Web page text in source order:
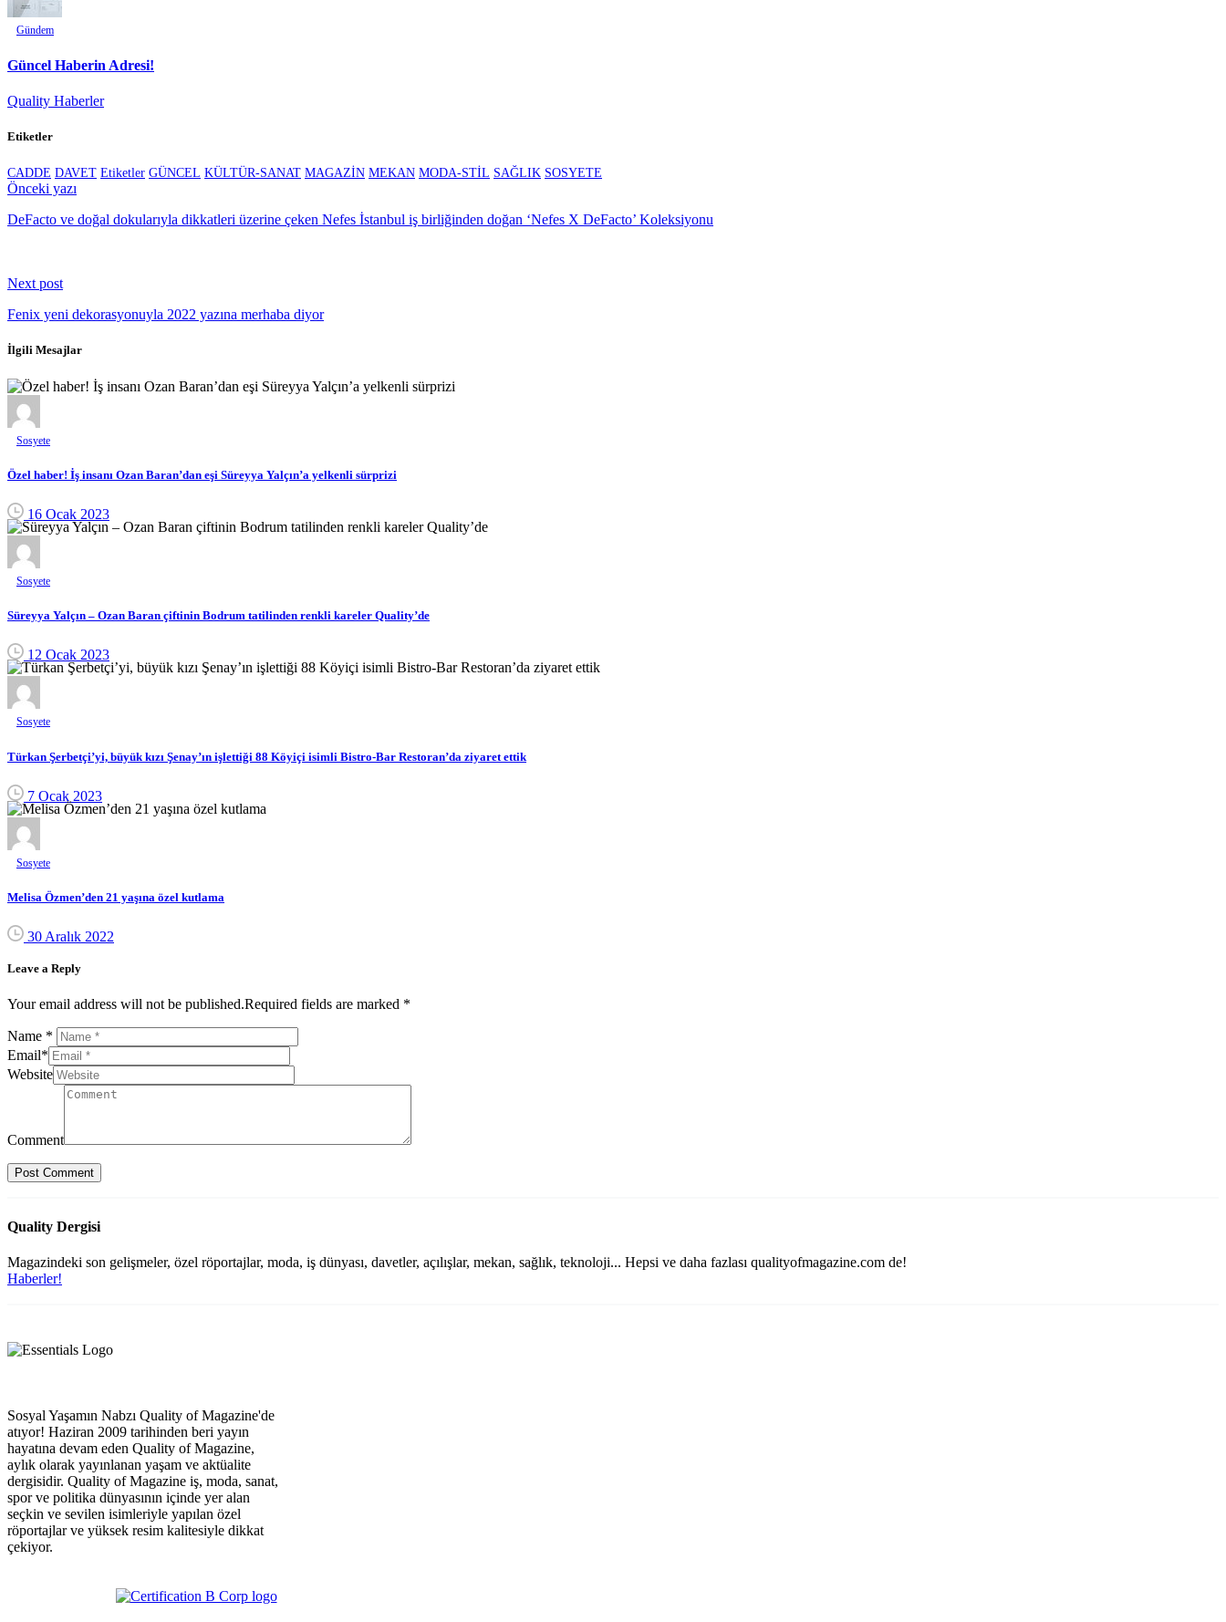
Gündem
Güncel Haberin Adresi!
Quality Haberler
Etiketler
CADDE DAVET Etiketler GÜNCEL KÜLTÜR-SANAT MAGAZİN MEKAN MODA-STİL SAĞLIK SOSYETE
Continue
Reading
Önceki yazı
DeFacto ve doğal dokularıyla dikkatleri üzerine çeken Nefes İstanbul iş birliğinden doğan ‘Nefes X DeFacto’ Koleksiyonu
Next post
Fenix yeni dekorasyonuyla 2022 yazına merhaba diyor
İlgili Mesajlar
Sosyete
Özel haber! İş insanı Ozan Baran’dan eşi Süreyya Yalçın’a yelkenli sürprizi
16 Ocak 2023
Sosyete
Süreyya Yalçın – Ozan Baran çiftinin Bodrum tatilinden renkli kareler Quality’de
12 Ocak 2023
Sosyete
Türkan Şerbetçi’yi, büyük kızı Şenay’ın işlettiği 88 Köyiçi isimli Bistro-Bar Restoran’da ziyaret ettik
7 Ocak 2023
Sosyete
Melisa Özmen’den 21 yaşına özel kutlama
30 Aralık 2022
Leave a Reply
Your email address will not be published.Required fields are marked *
Name *
Email*
Website
Comment
Quality Dergisi
Magazindeki son gelişmeler, özel röportajlar, moda, iş dünyası, davetler, açılışlar, mekan, sağlık, teknoloji... Hepsi ve daha fazlası qualityofmagazine.com de!
Haberler!
Sosyal Yaşamın Nabzı Quality of Magazine'de
atıyor! Haziran 2009 tarihinden beri yayın
hayatına devam eden Quality of Magazine,
aylık olarak yayınlanan yaşam ve aktüalite
dergisidir. Quality of Magazine iş, moda, sanat,
spor ve politika dünyasının içinde yer alan
seçkin ve sevilen isimleriyle yapılan özel
röportajlar ve yüksek resim kalitesiyle dikkat
çekiyor.